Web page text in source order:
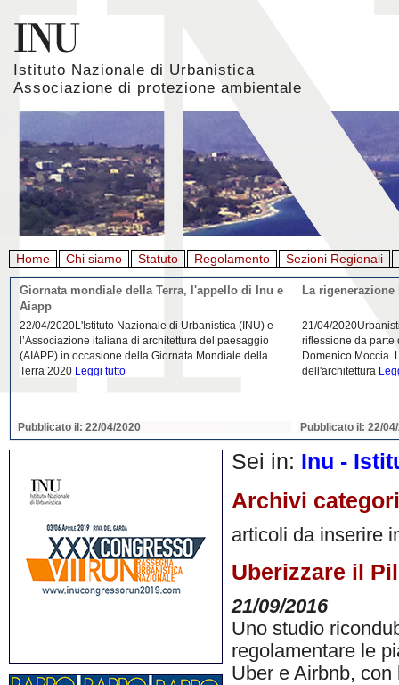
Istituto Nazionale di Urbanistica
Associazione di protezione ambientale
Home Chi siamo Statuto Regolamento Sezioni Regionali
Giornata mondiale della Terra, l'appello di Inu e
Aiapp
22/04/2020L'Istituto Nazionale di Urbanistica (INU) e
l’Associazione italiana di architettura del paesaggio
(AIAPP) in occasione della Giornata Mondiale della
Terra 2020 Leggi tutto
Pubblicato il: 22/04/2020
La
21/04/
riflessione da parte
Domenico Moccia.
dell'architettura
Pubblicato il: 22/
Sei in: Inu -
Archivi
articoli da inserire
Uberizzare il Pil
21/09/2016
Uno studio
regolamentare le
Uber e Airbnb, con